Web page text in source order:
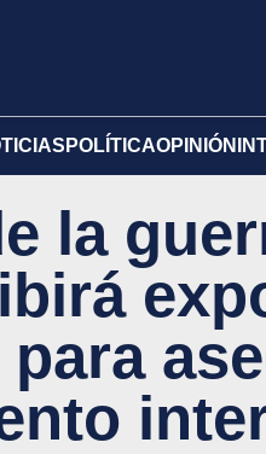
POLÍTICAOPINIÓN
la